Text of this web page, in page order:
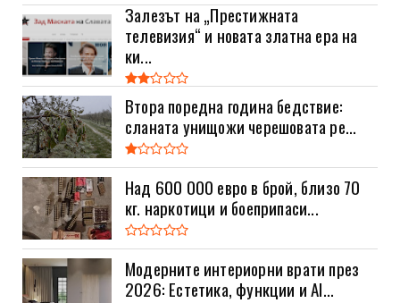
Залезът на „Престижната
телевизия“ и новата златна ера на
ки...
Втора поредна година бедствие:
сланата унищожи черешовата ре...
Над 600 000 евро в брой, близо 70
кг. наркотици и боеприпаси...
Модерните интериорни врати през
2026: Естетика, функции и AI...